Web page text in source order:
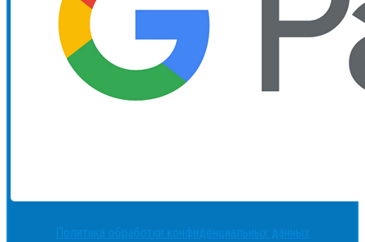
Политика обработки конфиденциальных данных